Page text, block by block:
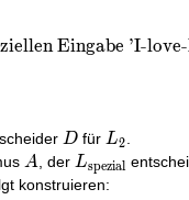
Eingabe ’I-
D
Dfür L_{2}
L2
A
A , der Lspezial
konstruieren: